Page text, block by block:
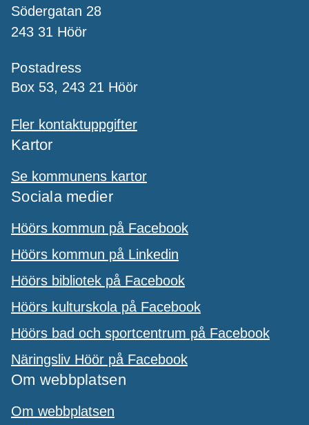
Södergatan 28
243 31 Höör
Postadress
Box 53, 243 21 Höör
Fler kontaktuppgifter
Kartor
Se kommunens kartor
Sociala medier
Höörs kommun på Facebook
Höörs kommun på Linkedin
Höörs bibliotek på Facebook
Höörs kulturskola på Facebook
Höörs bad och sportcentrum på Facebook
Näringsliv Höör på Facebook
Om webbplatsen
Om webbplatsen